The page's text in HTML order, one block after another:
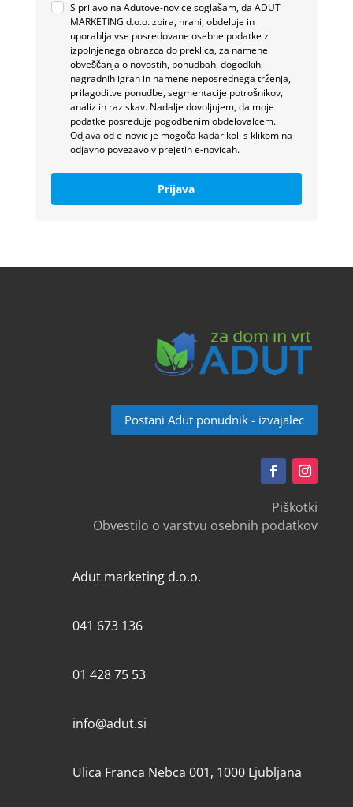
S prijavo na Adutove-novice soglašam, da ADUT
MARKETING d.o.o. zbira, hrani, obdeluje in
uporablja vse posredovane osebne podatke z
izpolnjenega obrazca do preklica, za namene
obveščanja o novostih, ponudbah, dogodkih,
nagradnih igrah in namene neposrednega trženja,
prilagoditve ponudbe, segmentacije potrošnikov,
analiz in raziskav. Nadalje dovoljujem, da moje
podatke posreduje pogodbenim obdelovalcem.
Odjava od e-novic je mogoča kadar koli s klikom na
odjavno povezavo v prejetih e-novicah.
Prijava
Postani Adut ponudnik - izvajalec
Piškotki
Obvestilo o varstvu osebnih podatkov
Adut marketing d.o.o.
041 673 136
01 428 75 53
info@adut.si
Ulica Franca Nebca 001, 1000 Ljubljana